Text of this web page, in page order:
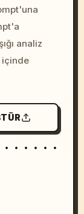
v 6.0
analiz
içinde